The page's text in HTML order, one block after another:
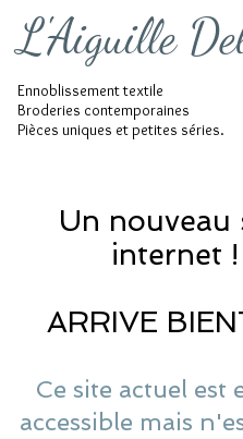
L'Aiguille
Ennoblissement textile
Broderies contemporaines
Pièces uniques et petites séries.
Un nouveau
internet !
ARRIVE
Ce site actuel est
accessible mais